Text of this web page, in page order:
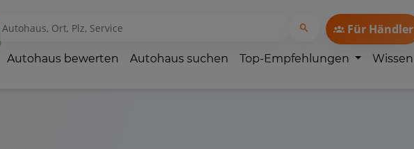
Für Händler
Autohaus bewerten Autohaus suchen Top-Empfehlungen Wissen